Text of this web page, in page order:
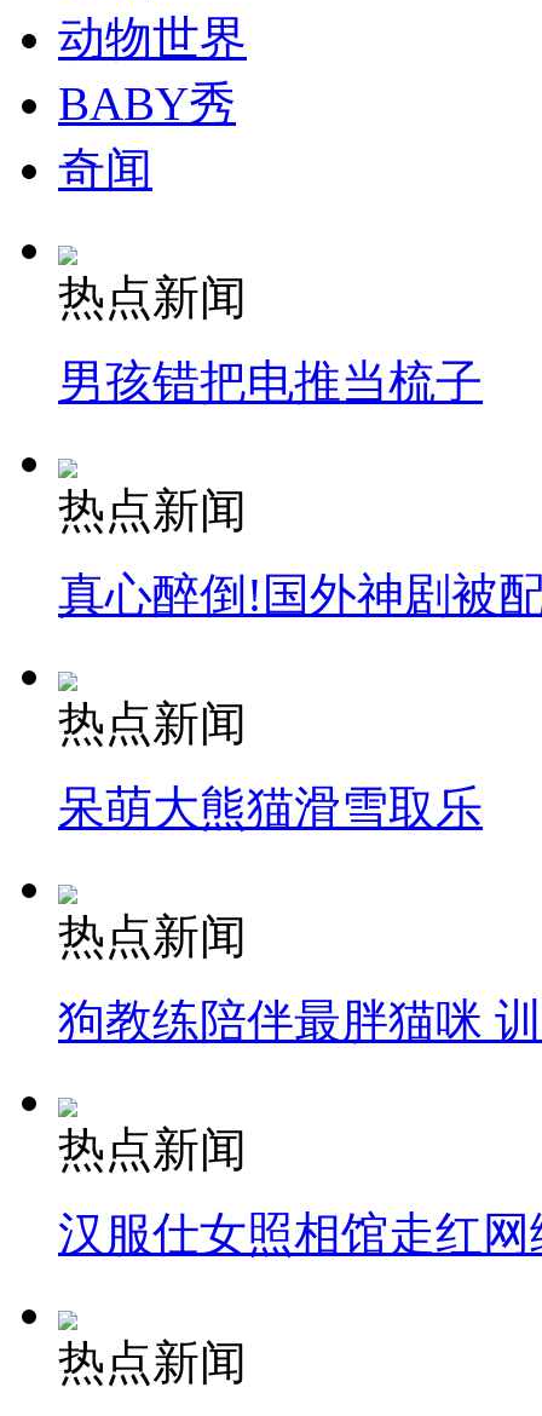
消防员救轻生者 花炮节热闹非凡
司机酒驾遇交警 急速倒车逃窜
动物世界
BABY秀
奇闻
热点新闻
男孩错把电推当梳子
热点新闻
真心醉倒!国外神剧被
热点新闻
呆萌大熊猫滑雪取乐
热点新闻
狗教练陪伴最胖猫咪
热点新闻
汉服仕女照相馆走红网
热点新闻